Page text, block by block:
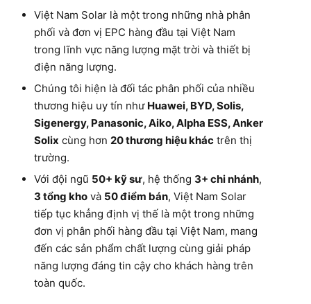
Việt Nam Solar là một trong những nhà phân
phối và đơn vị EPC hàng đầu tại Việt Nam
trong lĩnh vực năng lượng mặt trời và thiết bị
điện năng lượng.
Chúng tôi hiện là đối tác phân phối của nhiều
thương hiệu uy tín như Huawei, BYD, Solis,
Sigenergy, Panasonic, Aiko, Alpha ESS, Anker
Solix cùng hơn 20 thương hiệu khác trên thị
trường.
Với đội ngũ 50+ kỹ sư, hệ thống 3+ chi nhánh,
3 tổng kho và 50 điểm bán, Việt Nam Solar
tiếp tục khẳng định vị thế là một trong những
đơn vị phân phối hàng đầu tại Việt Nam, mang
đến các sản phẩm chất lượng cùng giải pháp
năng lượng đáng tin cậy cho khách hàng trên
toàn quốc.